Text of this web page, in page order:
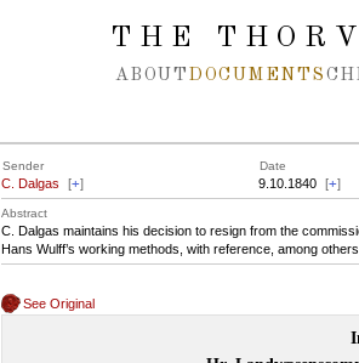
THE
ABOUT DOCUMENTS
Sender Date
C. Dalgas [+] 9.10.1840 [+]
Abstract
C. Dalgas maintains his decision to resign from the
Hans Wulff’s working methods, with reference, among
See Original